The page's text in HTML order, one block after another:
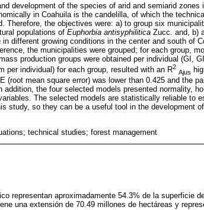
development of the species of arid and semiarid zones
in Coahuila is the candelilla, of which the
Therefore, the objectives were: a) to group six
populations of Euphorbia antisyphilitica Zucc. and, b)
in different growing conditions in the center and south of
the municipalities were grouped; for each group,
production groups were obtained per individual (GI,
per individual) for each group, resulted with an R2
Ajus
(root mean square error) was lower than 0.425 and the
the four selected models presented normality,
The selected models are statistically reliable to
study, so they can be a useful tool in the development
technical studies; forest management
representan aproximadamente 54.3% de la superficie
una extensión de 70.49 millones de hectáreas y